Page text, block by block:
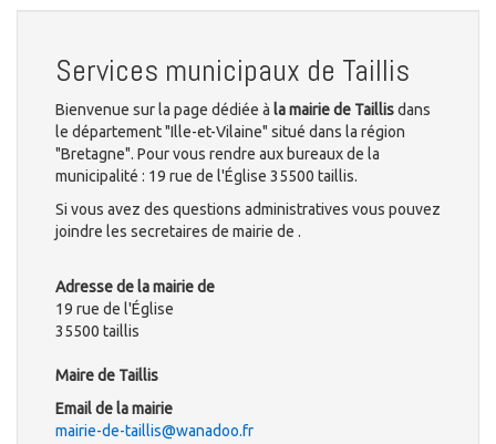
Services municipaux de Taillis
Bienvenue sur la page dédiée à la mairie de Taillisdans
le département "Ille-et-Vilaine" situé dans la région
"Bretagne". Pour vous rendre aux bureaux de la
municipalité : 19 rue de l'Église 35500 taillis.
Si vous avez des questions administratives vous pouvez
joindre les secretaires de mairie de .
Adresse de la mairie de
19 rue de l'Église
35500 taillis
Maire de Taillis
Email de la mairie
mairie-de-taillis@wanadoo.fr